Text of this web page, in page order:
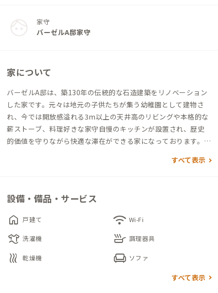
家守
バーゼルA邸家守
家について
バーゼルA邸は、築130年の伝統的な石造建築をリノベーション
した家です。元々は地元の子供たちが集う幼稚園として建物さ
れ、今では開放感溢れる3m以上の天井高のリビングや本格的な
薪ストーブ、料理好きな家守自慢のキッチンが設置され、歴史
的価値を守りながら快適な滞在ができる家になっております。
た、個室には大きな天窓が2枚あり、夜はベッドで横になり星空
すべて表示
設備・備品・サービス
home 戸建て wifi Wi-Fi
laundry 洗濯機 skillet 調理器具
heat 乾燥機 chair ソファ
すべて表示